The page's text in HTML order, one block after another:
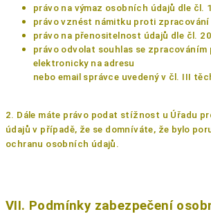
právo na výmaz osobních údajů dle čl.
právo vznést námitku proti zpracování
právo na přenositelnost údajů dle čl. 20
právo odvolat souhlas se zpracováním
elektronicky na adresu
nebo email správce uvedený v čl. III
2. Dále máte právo podat stížnost u Úřadu
údajů v případě, že se domníváte, že bylo
ochranu osobních údajů.
VII. Podmínky zabezpečení